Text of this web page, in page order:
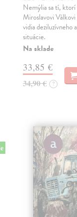
Nemýlia sa tí, ktorí
Miroslavovi
vidia deziluzívneho
situácie.
Na sklade
33,85 €
34,90 € ?